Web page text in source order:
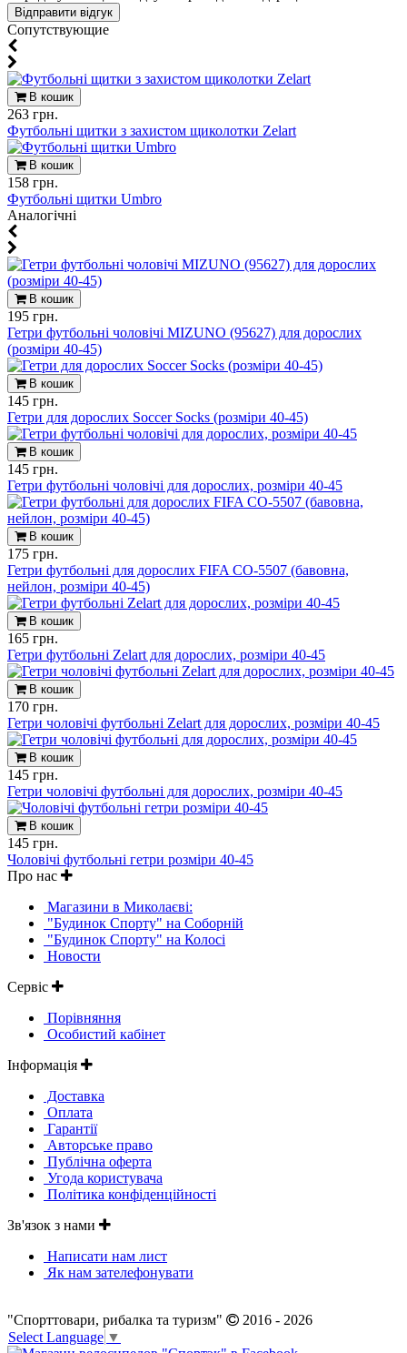
Cопутствующие
В кошик
263 грн.
Футбольні щитки з захистом щиколотки Zelart
В кошик
158 грн.
Футбольні щитки Umbro
Aналогічні
В кошик
195 грн.
Гетри футбольні чоловічі MIZUNO (95627) для дорослих
(розміри 40-45)
В кошик
145 грн.
Гетри для дорослих Soccer Socks (розміри 40-45)
В кошик
145 грн.
Гетри футбольні чоловічі для дорослих, розміри 40-45
В кошик
175 грн.
Гетри футбольні для дорослих FIFA CO-5507 (бавовна,
нейлон, розміри 40-45)
В кошик
165 грн.
Гетри футбольні Zelart для дорослих, розміри 40-45
В кошик
170 грн.
Гетри чоловічі футбольні Zelart для дорослих, розміри 40-45
В кошик
145 грн.
Гетри чоловічі футбольні для дорослих, розміри 40-45
В кошик
145 грн.
Чоловічі футбольні гетри розміри 40-45
Про нас
Магазини в Миколаєві:
"Будинок Спорту" на Соборній
"Будинок Спорту" на Колосі
Новости
Сервіс
Порівняння
Особистий кабінет
Інформація
Доставка
Оплата
Гарантії
Авторське право
Публічна оферта
Угода користувача
Політика конфіденційності
Зв'язок з нами
Написати нам лист
Як нам зателефонувати
"Спорттовари, рибалка та туризм"
2016 - 2026
Select Language ▼